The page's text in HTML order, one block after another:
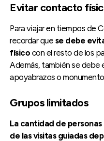
Evitar contacto
Para viajar en tiempos de
recordar que se debe
físico con el resto de los
Además, también se debe
apoyabrazos o
Grupos limitados
La cantidad de
de las visitas guiadas